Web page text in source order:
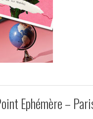
Ephémère –